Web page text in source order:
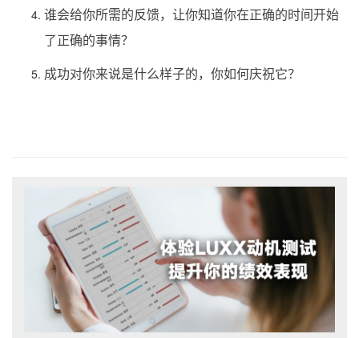
谁会给你所需的反馈，让你知道你在正确的时间开始
了正确的事情？
成功对你来说是什么样子的，你如何庆祝它？